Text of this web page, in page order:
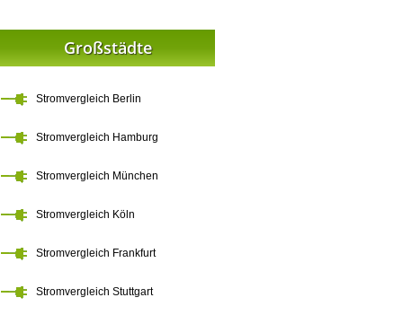
Großstädte
Stromvergleich Berlin
Stromvergleich Hamburg
Stromvergleich München
Stromvergleich Köln
Stromvergleich Frankfurt
Stromvergleich Stuttgart